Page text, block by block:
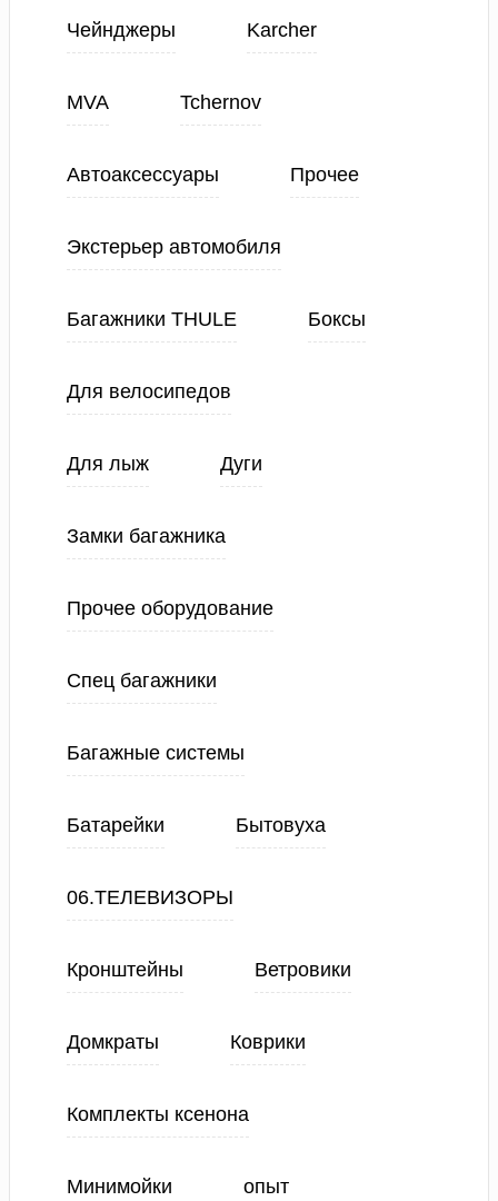
Чейнджеры Karcher
MVA Tchernov
Автоаксессуары Прочее
Экстерьер автомобиля
Багажники THULE Боксы
Для велосипедов
Для лыж Дуги
Замки багажника
Прочее оборудование
Спец багажники
Багажные системы
Батарейки Бытовуха
06.ТЕЛЕВИЗОРЫ
Кронштейны Ветровики
Домкраты Коврики
Комплекты ксенона
Минимойки опыт